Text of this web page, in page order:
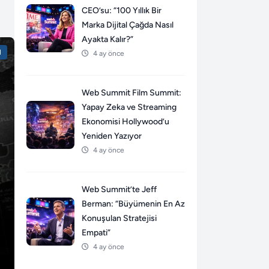
CEO’su: “100 Yıllık Bir
Marka Dijital Çağda Nasıl
Ayakta Kalır?”
4 ay önce
Web Summit Film Summit:
Yapay Zeka ve Streaming
Ekonomisi Hollywood’u
Yeniden Yazıyor
4 ay önce
Web Summit’te Jeff
Berman: “Büyümenin En Az
Konuşulan Stratejisi
Empati”
4 ay önce